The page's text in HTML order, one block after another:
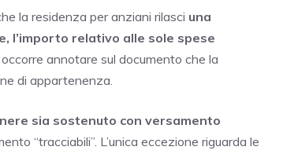
la residenza per anziani rilasci una
l’importo relativo alle sole spese
annotare sul documento che la
di appartenenza.
sia sostenuto con versamento
“tracciabili”. L’unica eccezione riguarda le